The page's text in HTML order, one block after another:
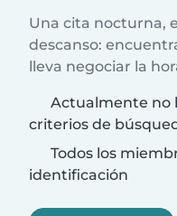
Una cita nocturna,
descanso:
lleva negociar la
Actualmente no
criterios de
Todos los
identificación